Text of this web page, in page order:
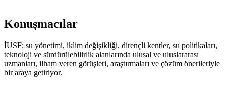
Konuşmacılar
İUSF; su yönetimi, iklim değişikliği, dirençli kentler, su politikaları,
teknoloji ve sürdürülebilirlik alanlarında ulusal ve uluslararası
uzmanları, ilham veren görüşleri, araştırmaları ve çözüm önerileriyle
bir araya getiriyor.